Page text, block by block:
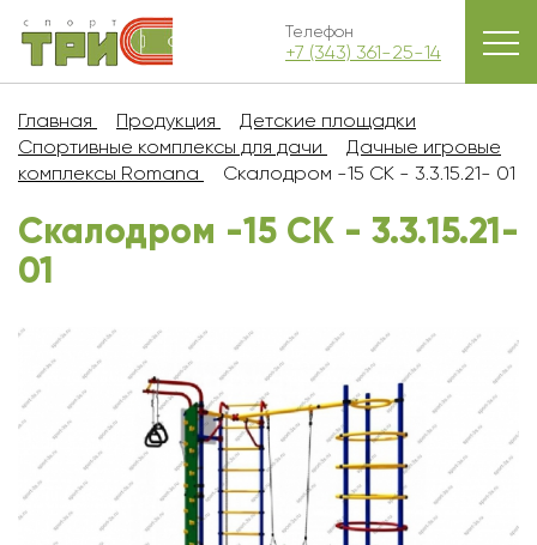
Телефон
+7 (343) 361-25-14
Главная Продукция
Детские площадки
Спортивные комплексы для дачи
Дачные игровые
комплексы Romana
Скалодром -15 СК - 3.3.15.21- 01
Скалодром -15 СК - 3.3.15.21-
01